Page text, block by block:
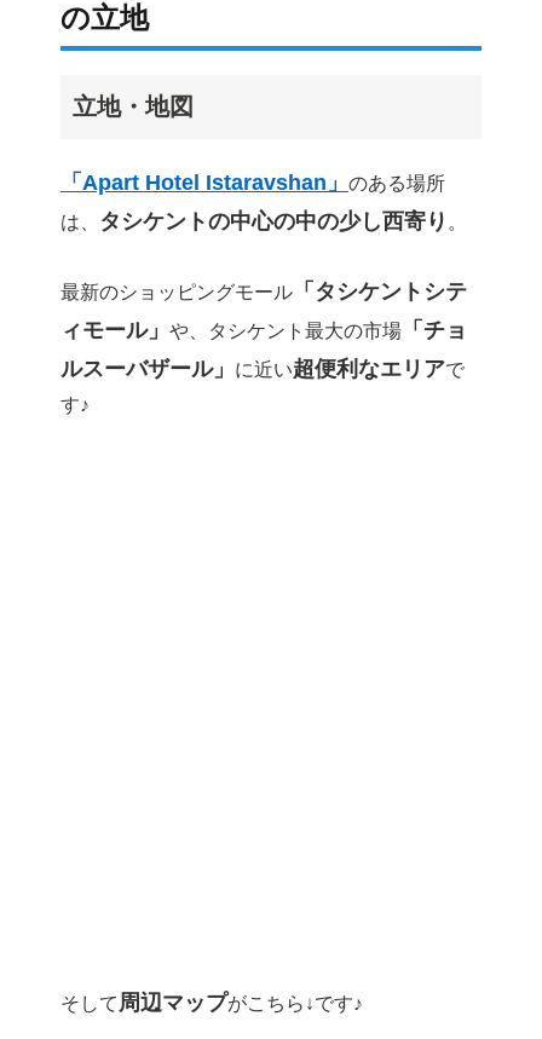
の立地
立地・地図
「Apart Hotel Istaravshan」 のある場所
は、
タシケントの中心の中の少し西寄り 。
最新のショッピングモール 「タシケントシテ
ィモール」 や、タシケント最大の市場 「チョ
ルスーバザール」
に近い超便利なエリアで
す♪
そして 周辺マップがこちら↓です♪